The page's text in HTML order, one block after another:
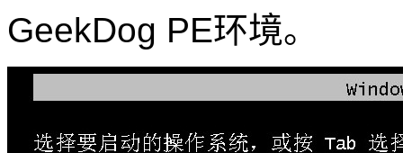
GeekDog PE环境。